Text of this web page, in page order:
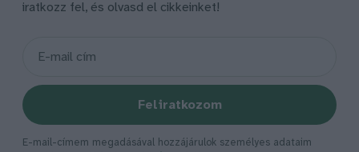
iratkozz fel, és olvasd el cikkeinket!
Feliratkozom
E-mail-címem megadásával hozzájárulok személyes adataim